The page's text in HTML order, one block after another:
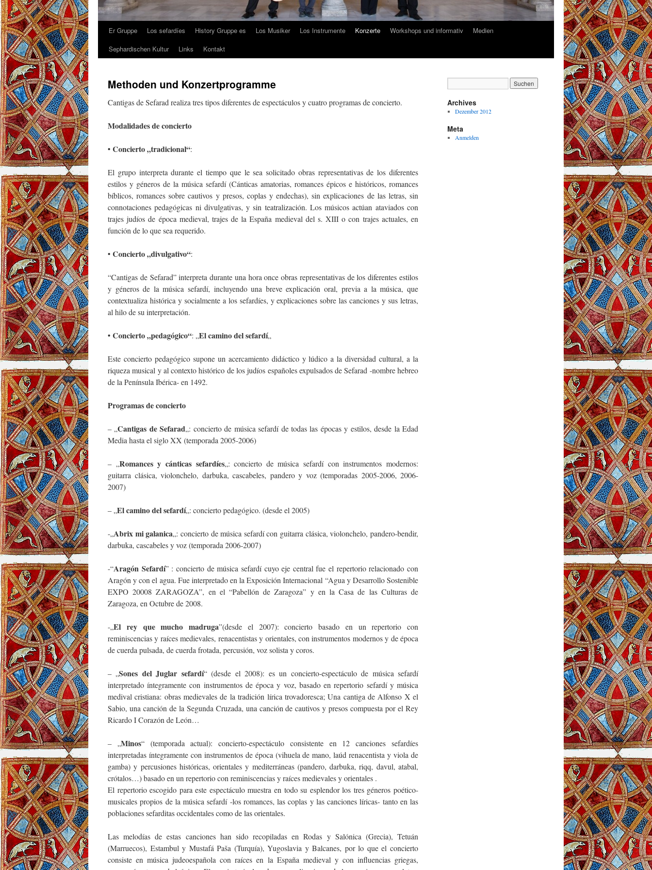
Er Gruppe Los sefardíes History Gruppe es Los Musiker Los Instrumente Konzerte Workshops und informativ
Medien
Sephardischen Kultur
Links Kontakt
Methoden und Konzertprogramme
Cantigas de Sefarad realiza tres tipos diferentes de espectáculos y cuatro programas de concierto.
Modalidades de concierto
• Concierto „tradicional“:
El grupo interpreta durante el tiempo que le sea solicitado obras representativas de los diferentes
estilos y géneros de la música sefardí (Cánticas amatorias, romances épicos e históricos, romances
bíblicos, romances sobre cautivos y presos, coplas y endechas), sin explicaciones de las letras, sin
connotaciones pedagógicas ni divulgativas, y sin teatralización. Los músicos actúan ataviados con
trajes judíos de época medieval, trajes de la España medieval del s. XIII o con trajes actuales, en
función de lo que sea requerido.
• Concierto „divulgativo“:
“Cantigas de Sefarad” interpreta durante una hora once obras representativas de los diferentes estilos
y géneros de la música sefardí, incluyendo una breve explicación oral, previa a la música, que
contextualiza histórica y socialmente a los sefardíes, y explicaciones sobre las canciones y sus letras,
al hilo de su interpretación.
• Concierto „pedagógico“: „El camino del sefardí„
Este concierto pedagógico supone un acercamiento didáctico y lúdico a la diversidad cultural, a la
riqueza musical y al contexto histórico de los judíos españoles expulsados de Sefarad -nombre hebreo
de la Península Ibérica- en 1492.
Programas de concierto
– „Cantigas de Sefarad„: concierto de música sefardí de todas las épocas y estilos, desde la Edad
Media hasta el siglo XX (temporada 2005-2006)
– „Romances y cánticas sefardíes„: concierto de música sefardí con instrumentos modernos:
guitarra clásica, violonchelo, darbuka, cascabeles, pandero y voz (temporadas 2005-2006, 2006-
2007)
– „El camino del sefardí„: concierto pedagógico. (desde el 2005)
-„Abrix mi galanica„: concierto de música sefardí con guitarra clásica, violonchelo, pandero-bendir,
darbuka, cascabeles y voz (temporada 2006-2007)
-“Aragón Sefardí” : concierto de música sefardí cuyo eje central fue el repertorio relacionado con
Aragón y con el agua. Fue interpretado en la Exposición Internacional “Agua y Desarrollo Sostenible
EXPO 20008 ZARAGOZA”, en el “Pabellón de Zaragoza” y en la Casa de las Culturas de
Zaragoza, en Octubre de 2008.
-„El rey que mucho madruga”(desde el 2007): concierto basado en un repertorio con
reminiscencias y raíces medievales, renacentistas y orientales, con instrumentos modernos y de época
de cuerda pulsada, de cuerda frotada, percusión, voz solista y coros.
– „Sones del Juglar sefardí“ (desde el 2008): es un concierto-espectáculo de música sefardí
interpretado íntegramente con instrumentos de época y voz, basado en repertorio sefardí y música
medival cristiana: obras medievales de la tradición lírica trovadoresca; Una cantiga de Alfonso X el
Sabio, una canción de la Segunda Cruzada, una canción de cautivos y presos compuesta por el Rey
Ricardo I Corazón de León…
– „Minos“ (temporada actual): concierto-espectáculo consistente en 12 canciones sefardíes
interpretadas íntegramente con instrumentos de época (vihuela de mano, laúd renacentista y viola de
gamba) y percusiones históricas, orientales y mediterráneas (pandero, darbuka, riqq, davul, atabal,
crótalos…) basado en un repertorio con reminiscencias y raíces medievales y orientales .
El repertorio escogido para este espectáculo muestra en todo su esplendor los tres géneros poético-
musicales propios de la música sefardí -los romances, las coplas y las canciones líricas- tanto en las
poblaciones sefarditas occidentales como de las orientales.
Las melodías de estas canciones han sido recopiladas en Rodas y Salónica (Grecia), Tetuán
(Marruecos), Estambul y Mustafá Paša (Turquía), Yugoslavia y Balcanes, por lo que el concierto
consiste en música judeoespañola con raíces en la España medieval y con influencias griegas,
Archives
Dezember 2012
Meta
Anmelden